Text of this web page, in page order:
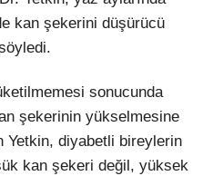
kan şekerini düşürücü
sonucunda
şekerinin yükselmesine
Yetkin, diyabetli bireylerin
kan şekeri değil, yüksek